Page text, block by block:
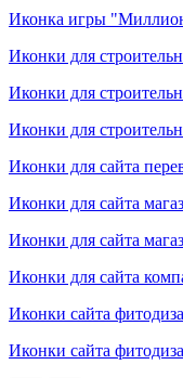
Иконка игры
Иконки для
Иконки для
Иконки для
Иконки для сайта
Иконки для сайта
Иконки для сайта
Иконки для сайта
Иконки сайта
Иконки сайта